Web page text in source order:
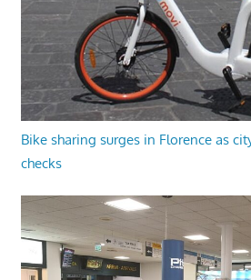
Bike sharing surges in Florence as
checks